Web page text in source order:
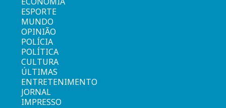
ESPORTE
MUNDO
OPINIÃO
POLÍCIA
POLÍTICA
CULTURA
ÚLTIMAS
ENTRETENIMENTO
JORNAL
IMPRESSO